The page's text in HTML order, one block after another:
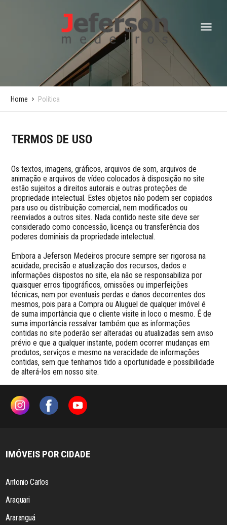
Home Política
TERMOS DE USO
Os textos, imagens, gráficos, arquivos de som, arquivos de
animação e arquivos de vídeo colocados à disposição no site
estão sujeitos a direitos autorais e outras proteções de
propriedade intelectual. Estes objetos não podem ser copiados
para uso ou distribuição comercial, nem modificados ou
reenviados a outros sites. Nada contido neste site deve ser
considerado como concessão, licença ou transferência dos
poderes dominiais da propriedade intelectual.
Embora a Jeferson Medeiros procure sempre ser rigorosa na
acuidade, precisão e atualização dos recursos, dados e
informações dispostos no site, ela não se responsabiliza por
quaisquer erros tipográficos, omissões ou imperfeições
técnicas, nem por eventuais perdas e danos decorrentes dos
mesmos, pois para a Compra ou Aluguel de qualquer imóvel é
de suma importância que o cliente visite in loco o mesmo. É de
suma importância ressalvar também que as informações
contidas no site poderão ser alteradas ou atualizadas sem aviso
prévio e que a qualquer instante, podem ocorrer mudanças em
produtos, serviços e mesmo na veracidade de informações
contidas, sem que tenhamos tido a oportunidade e possibilidade
IMÓVEIS POR CIDADE
Antonio Carlos
Araquari
Araranguá